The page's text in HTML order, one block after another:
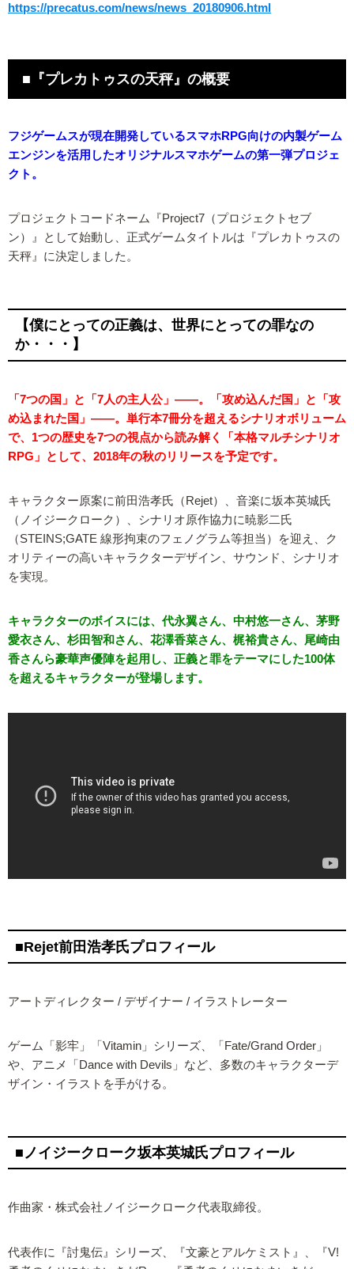
https://precatus.com/news/news_20180906.html
■『プレカトゥスの天秤』の概要
フジゲームスが現在開発しているスマホRPG向けの内製ゲーム
エンジンを活用したオリジナルスマホゲームの第一弾プロジェ
クト。
プロジェクトコードネーム『Project7（プロジェクトセブ
ン）』として始動し、正式ゲームタイトルは『プレカトゥスの
天秤』に決定しました。
【僕にとっての正義は、世界にとっての罪なの
か・・・】
「7つの国」と「7人の主人公」――。「攻め込んだ国」と「攻
め込まれた国」――。単行本7冊分を超えるシナリオボリューム
で、1つの歴史を7つの視点から読み解く「本格マルチシナリオ
RPG」として、2018年の秋のリリースを予定です。
キャラクター原案に前田浩孝氏（Rejet）、音楽に坂本英城氏
（ノイジークローク）、シナリオ原作協力に暁影二氏
（STEINS;GATE 線形拘束のフェノグラム等担当）を迎え、ク
オリティーの高いキャラクターデザイン、サウンド、シナリオ
を実現。
キャラクターのボイスには、代永翼さん、中村悠一さん、茅野
愛衣さん、杉田智和さん、花澤香菜さん、梶裕貴さん、尾崎由
香さんら豪華声優陣を起用し、正義と罪をテーマにした100体
を超えるキャラクターが登場します。
■Rejet前田浩孝氏プロフィール
アートディレクター / デザイナー / イラストレーター
ゲーム「影牢」「Vitamin」シリーズ、「Fate/Grand Order」
や、アニメ「Dance with Devils」など、多数のキャラクターデ
ザイン・イラストを手がける。
■ノイジークローク坂本英城氏プロフィール
作曲家・株式会社ノイジークローク代表取締役。
代表作に『討鬼伝』シリーズ、『文豪とアルケミスト』、『V!